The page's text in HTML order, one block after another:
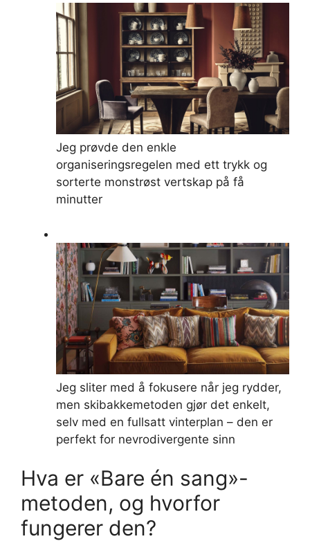
Jeg prøvde den enkle
organiseringsregelen med ett trykk og
sorterte monstrøst vertskap på få
minutter
Jeg sliter med å fokusere når jeg rydder,
men skibakkemetoden gjør det enkelt,
selv med en fullsatt vinterplan – den er
perfekt for nevrodivergente sinn
Hva er «Bare én sang»-
metoden, og hvorfor
fungerer den?